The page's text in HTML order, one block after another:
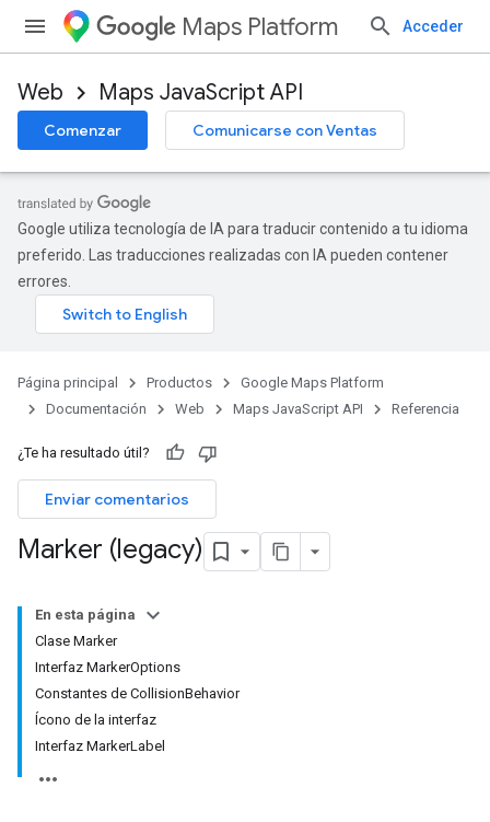
Maps Platform Acceder
Web Maps JavaScript API
Comenzar Comunicarse con Ventas
Google utiliza tecnología de IA para traducir contenido a tu idioma
preferido. Las traducciones realizadas con IA pueden contener
errores.
Página principal Productos
Google Maps Platform
Documentación
Web Maps JavaScript API Referencia
¿Te ha resultado útil?
Enviar comentarios
Marker (legacy)
En esta página
Clase Marker
Interfaz MarkerOptions
Constantes de CollisionBehavior
Ícono de la interfaz
Interfaz MarkerLabel